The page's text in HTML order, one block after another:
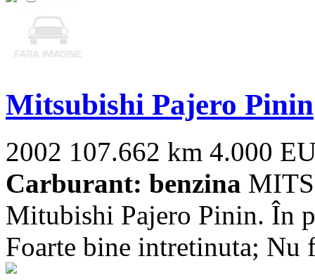
Mitsubishi Pajero Pinin
2002 107.662 km 4.000
Carburant: benzina
Mitubishi Pajero Pinin. În
Foarte bine intretinuta; Nu